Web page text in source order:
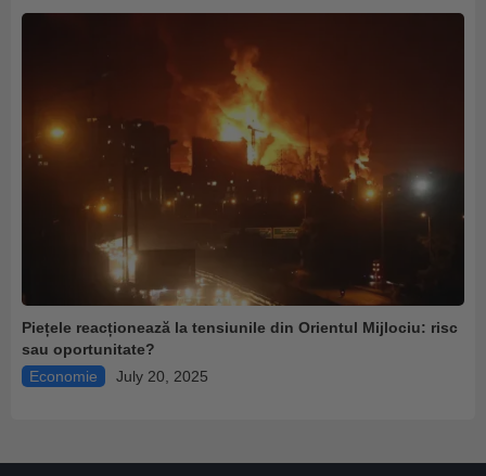
Piețele reacționează la tensiunile din Orientul Mijlociu: risc
sau oportunitate?
Economie
July 20, 2025